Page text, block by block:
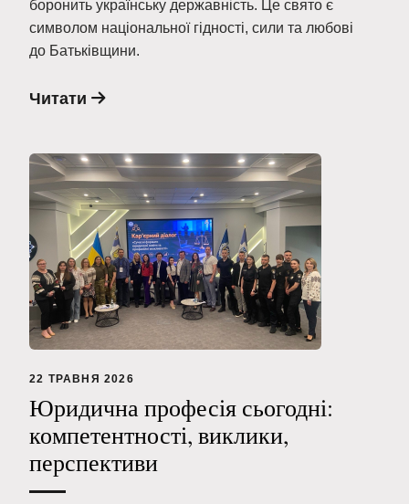
боронить українську державність. Це свято є
символом національної гідності, сили та любові
до Батьківщини.
Читати
22 ТРАВНЯ 2026
Юридична професія сьогодні:
компетентності, виклики,
перспективи